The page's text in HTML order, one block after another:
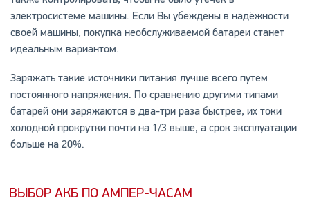
электросистеме машины. Если Вы убеждены в надёжности
своей машины, покупка необслуживаемой батареи станет
идеальным вариантом.
Заряжать такие источники питания лучше всего путем
постоянного напряжения. По сравнению другими типами
батарей они заряжаются в два-три раза быстрее, их токи
холодной прокрутки почти на 1/3 выше, а срок эксплуатации
больше на 20%.
ВЫБОР АКБ ПО АМПЕР-ЧАСАМ